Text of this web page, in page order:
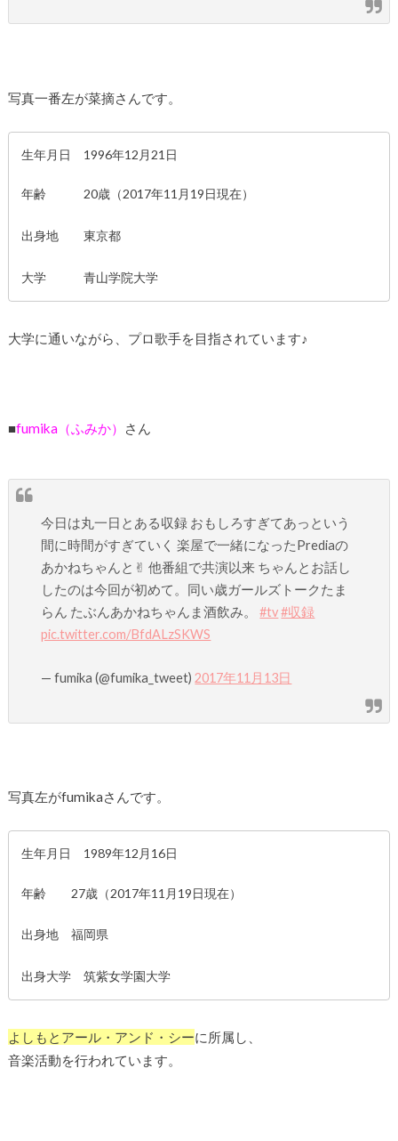
写真一番左が菜摘さんです。
生年月日 1996年12月21日
年齢 20歳（2017年11月19日現在）
出身地 東京都
大学 青山学院大学
大学に通いながら、プロ歌手を目指されています♪
■fumika（ふみか） さん
今日は丸一日とある収録 おもしろすぎてあっという
間に時間がすぎていく 楽屋で一緒になったPrediaの
あかねちゃんと✌︎ 他番組で共演以来 ちゃんとお話し
したのは今回が初めて。同い歳ガールズトークたま
らん たぶんあかねちゃんま酒飲み。#tv #収録
pic.twitter.com/BfdALzSKWS
— fumika (@fumika_tweet)2017年11月13日
写真左がfumikaさんです。
生年月日 1989年12月16日
年齢 27歳（2017年11月19日現在）
出身地 福岡県
出身大学 筑紫女学園大学
よしもとアール・アンド・シーに所属し、
音楽活動を行われています。